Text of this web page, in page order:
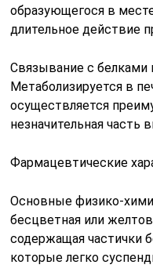
образующегося в
длительное действие
Связывание с белками
Метаболизируется в
осуществляется
незначительная часть
Фармацевтические
Основные физико-
бесцветная или
содержащая частички
которые легко